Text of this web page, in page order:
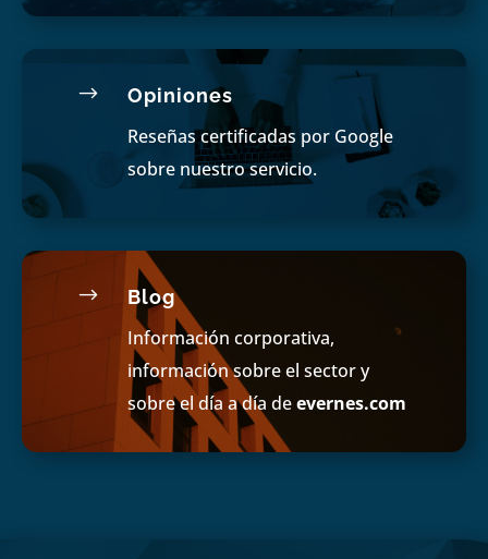
$ Opiniones
Reseñas certificadas por Google
sobre nuestro servicio.
$ Blog
Información corporativa,
información sobre el sector y
sobre el día a día deevernes.com